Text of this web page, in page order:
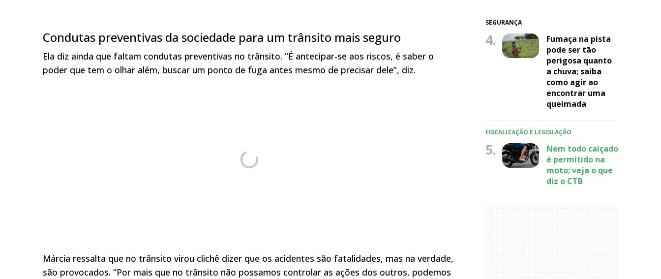
Condutas preventivas da sociedade para um trânsito mais seguro
Ela diz ainda que faltam condutas preventivas no trânsito. “É antecipar-se aos riscos, é saber o
poder que tem o olhar além, buscar um ponto de fuga antes mesmo de precisar dele”, diz.
Márcia ressalta que no trânsito virou clichê dizer que os acidentes são fatalidades, mas na verdade,
são provocados. “Por mais que no trânsito não possamos controlar as ações dos outros, podemos
SEGURANÇA
4.
Fumaça na pista
pode ser tão
perigosa quanto
a chuva; saiba
como agir ao
encontrar uma
queimada
FISCALIZAÇÃO E LEGISLAÇÃO
5.
Nem todo calçado
é permitido na
moto; veja o que
diz o CTB